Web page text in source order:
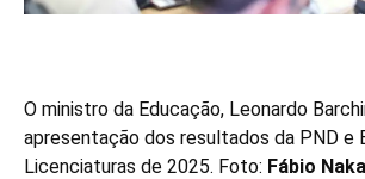
O ministro da Educação, Leonardo
apresentação dos resultados da PND e
Licenciaturas de 2025. Foto: Fábio